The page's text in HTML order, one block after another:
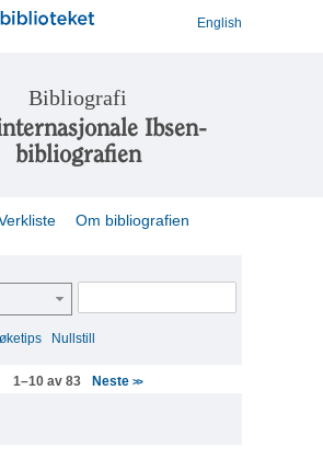
English
Bibliografi
Ibsen-
bibliografien
Om bibliografien
Nullstill
1–10 av 83 Neste>>